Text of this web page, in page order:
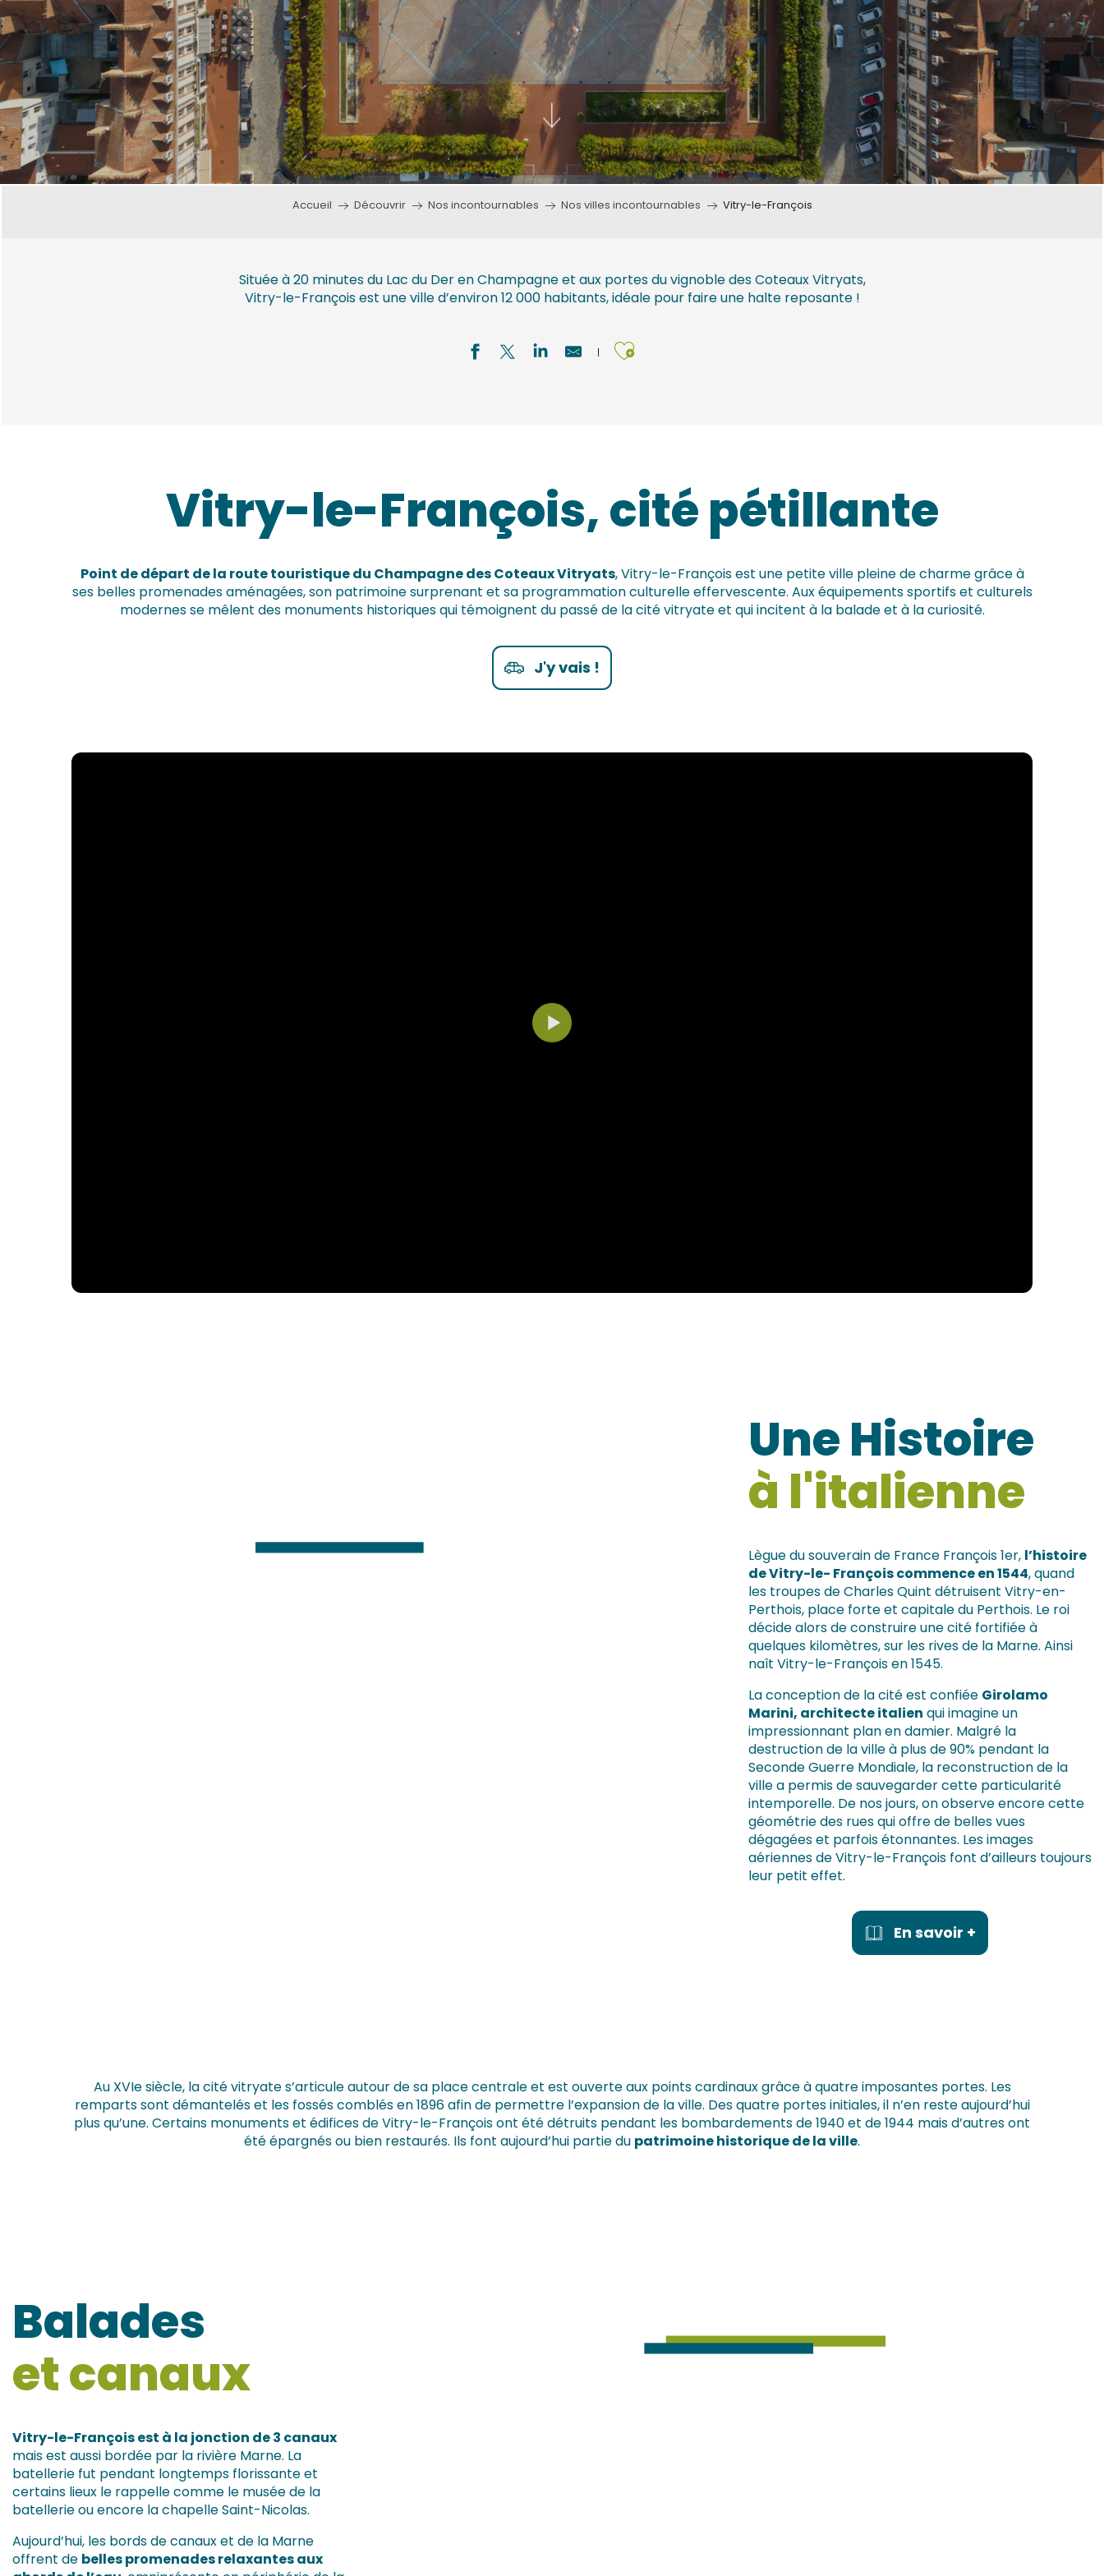
Accueil Découvrir Nos incontournables Nos villes incontournables Vitry-le-François
Située à 20 minutes du Lac du Der en Champagne et aux portes du vignoble des Coteaux Vitryats,
Vitry-le-François est une ville d’environ 12 000 habitants, idéale pour faire une halte reposante !
Ajouter aux favoris
Vitry-le-François, cité pétillante
Point de départ de la route touristique du Champagne des Coteaux Vitryats, Vitry-le-François est une petite ville pleine de charme grâce à
ses belles promenades aménagées, son patrimoine surprenant et sa programmation culturelle effervescente. Aux équipements sportifs et culturels
modernes se mêlent des monuments historiques qui témoignent du passé de la cité vitryate et qui incitent à la balade et à la curiosité.
J'y vais !
Une Histoire
à l'italienne
Lègue du souverain de France François 1er, l’histoire
de Vitry-le- François commence en 1544, quand
les troupes de Charles Quint détruisent Vitry-en-
Perthois, place forte et capitale du Perthois. Le roi
décide alors de construire une cité fortifiée à
quelques kilomètres, sur les rives de la Marne. Ainsi
naît Vitry-le-François en 1545.
La conception de la cité est confiée Girolamo
Marini, architecte italien qui imagine un
impressionnant plan en damier. Malgré la
destruction de la ville à plus de 90% pendant la
Seconde Guerre Mondiale, la reconstruction de la
ville a permis de sauvegarder cette particularité
intemporelle. De nos jours, on observe encore cette
géométrie des rues qui offre de belles vues
dégagées et parfois étonnantes. Les images
aériennes de Vitry-le-François font d’ailleurs toujours
leur petit effet.
En savoir +
Au XVIe siècle, la cité vitryate s’articule autour de sa place centrale et est ouverte aux points cardinaux grâce à quatre imposantes portes. Les
remparts sont démantelés et les fossés comblés en 1896 afin de permettre l’expansion de la ville. Des quatre portes initiales, il n’en reste aujourd’hui
plus qu’une. Certains monuments et édifices de Vitry-le-François ont été détruits pendant les bombardements de 1940 et de 1944 mais d’autres ont
été épargnés ou bien restaurés. Ils font aujourd’hui partie du patrimoine historique de la ville.
Balades
et canaux
Vitry-le-François est à la jonction de 3 canaux
mais est aussi bordée par la rivière Marne. La
batellerie fut pendant longtemps florissante et
certains lieux le rappelle comme le musée de la
batellerie ou encore la chapelle Saint-Nicolas.
Aujourd’hui, les bords de canaux et de la Marne
offrent de belles promenades relaxantes aux